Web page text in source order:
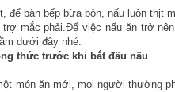
để bàn bếp bừa bộn, nấu luôn thịt
trợ mắc phải.Để việc nấu ăn trở
dưới đây nhé.
thức trước khi bắt đầu nấu
món ăn mới, mọi người thường